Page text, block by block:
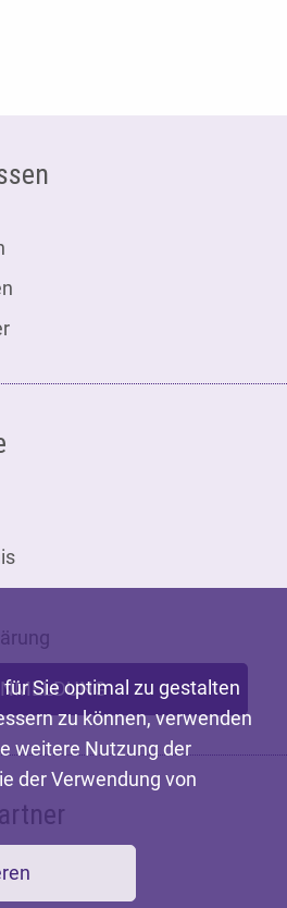
der
Sie optimal zu gestalten
zu können, verwenden
weitere Nutzung der
der Verwendung von